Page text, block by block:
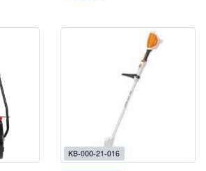
KB-000-21-016